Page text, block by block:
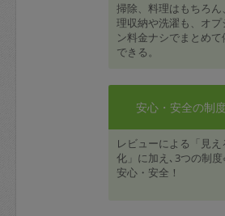
掃除、料理はもちろん
理収納や洗濯も、オプ
ン料金ナシでまとめて
できる。
安心・安全の制度
レビューによる「見え
化」に加え､3つの制
安心・安全！